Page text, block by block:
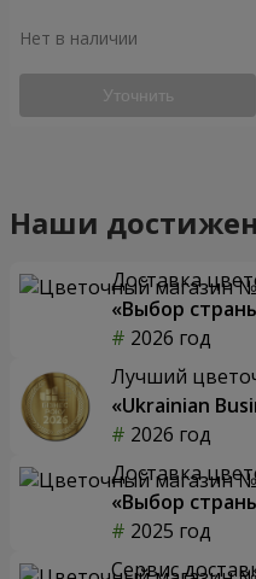
Нет в наличии
Уточнить
Наши
Доставка
«Выбор
2026 год
Лучший
«Ukrainian
2026 год
Доставка
«Выбор
2025 год
Сервис